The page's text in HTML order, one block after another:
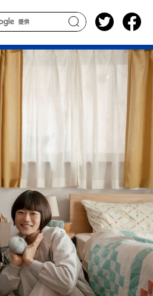
search